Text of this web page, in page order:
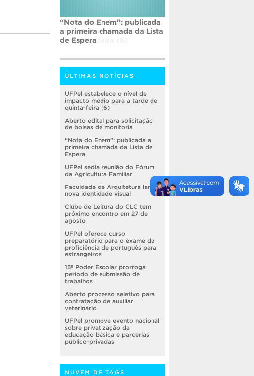
“Nota do Enem”: publicada
a primeira chamada da Lista
de Espera
ÚLTIMAS NOTÍCIAS
UFPel estabelece o nível de
impacto médio para a tarde de
quinta-feira (6)
Aberto edital para solicitação
de bolsas de monitoria
“Nota do Enem”: publicada a
primeira chamada da Lista de
Espera
UFPel sedia reunião do Fórum
da Agricultura Familiar
Faculdade de Arquitetura lança
nova identidade visual
Clube de Leitura do CLC tem
próximo encontro em 27 de
agosto
UFPel oferece curso
preparatório para o exame de
proficiência de português para
estrangeiros
15º Poder Escolar prorroga
período de submissão de
trabalhos
Aberto processo seletivo para
contratação de auxiliar
veterinário
UFPel promove evento nacional
sobre privatização da
educação básica e parcerias
público-privadas
NUVEM DE TAGS